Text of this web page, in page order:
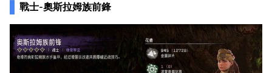
戰士-奧斯拉姆族前鋒